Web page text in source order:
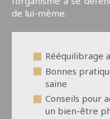
de lui-même.
Rééquilibrage
Bonnes
saine
Conseils pour
un bien-être